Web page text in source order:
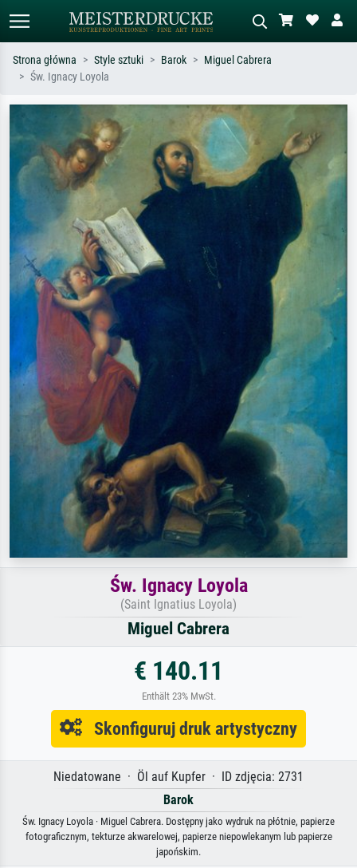
Szukaj wg artysty, tytułu lub stylu – np.
Monet, Gwiaździsta noc,
impresjonizm, fala Hokusaia, akt.
Opisz scenę – np. zielona łąka,
abstrakcja z czerwienią, ciemny olej,
stojący akt obok drzewa.
Strona główna Style sztuki Barok
Miguel Cabrera
Św. Ignacy Loyola
Św. Ignacy Loyola
(Saint Ignatius Loyola)
Miguel Cabrera
€ 140.11
Enthält 23% MwSt.
Skonfiguruj druk artystyczny
Niedatowane · Öl auf Kupfer · ID zdjęcia: 2731
Barok
Św. Ignacy Loyola · Miguel Cabrera. Dostępny jako wydruk na płótnie, papierze
fotograficznym, tekturze akwarelowej, papierze niepowlekanym lub papierze
japońskim.